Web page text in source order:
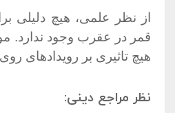
از نظر علمی، هیچ دلیلی
قمر در عقرب وجود ندارد.
هیچ تاثیری بر رویدادهای
نظر مراجع دینی: